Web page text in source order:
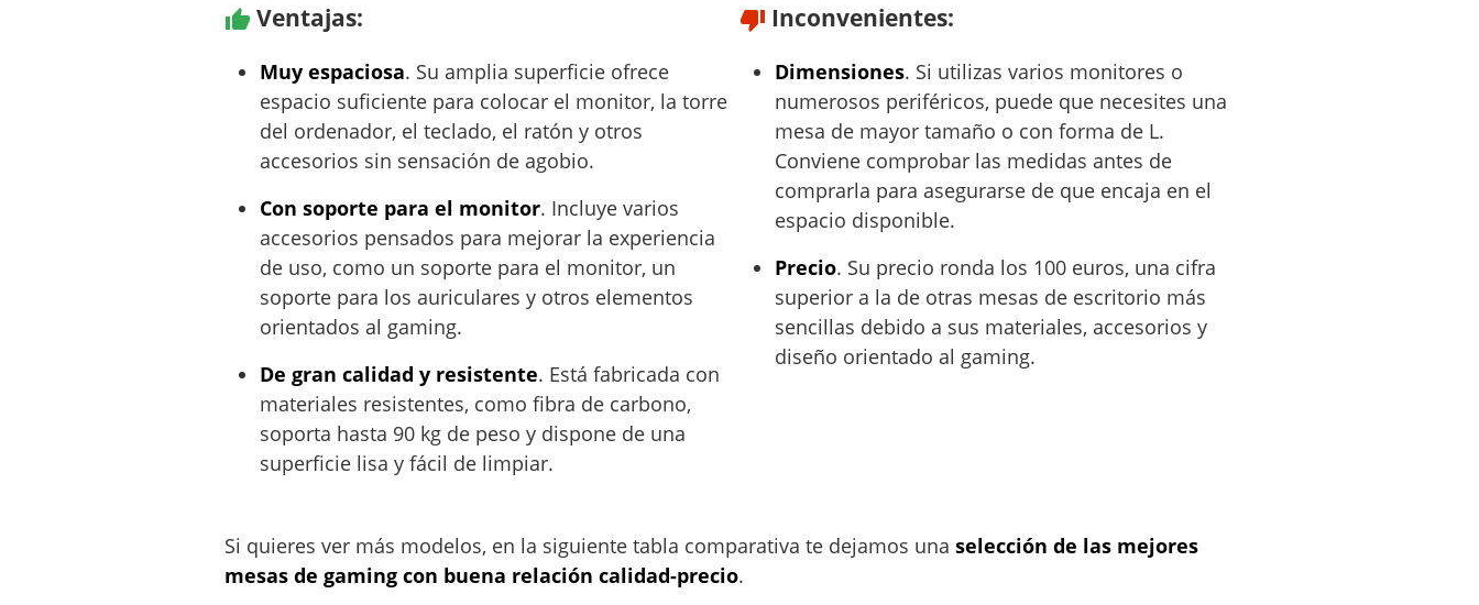
Ventajas:
Muy espaciosa. Su amplia superficie ofrece
espacio suficiente para colocar el monitor, la torre
del ordenador, el teclado, el ratón y otros
accesorios sin sensación de agobio.
Con soporte para el monitor. Incluye varios
accesorios pensados para mejorar la experiencia
de uso, como un soporte para el monitor, un
soporte para los auriculares y otros elementos
orientados al gaming.
De gran calidad y resistente. Está fabricada con
materiales resistentes, como fibra de carbono,
soporta hasta 90 kg de peso y dispone de una
superficie lisa y fácil de limpiar.
Inconvenientes:
Dimensiones. Si utilizas varios monitores o
numerosos periféricos, puede que necesites una
mesa de mayor tamaño o con forma de L.
Conviene comprobar las medidas antes de
comprarla para asegurarse de que encaja en el
espacio disponible.
Precio. Su precio ronda los 100 euros, una cifra
superior a la de otras mesas de escritorio más
sencillas debido a sus materiales, accesorios y
diseño orientado al gaming.
Si quieres ver más modelos, en la siguiente tabla comparativa te dejamos una selección de las mejores
mesas de gaming con buena relación calidad-precio.